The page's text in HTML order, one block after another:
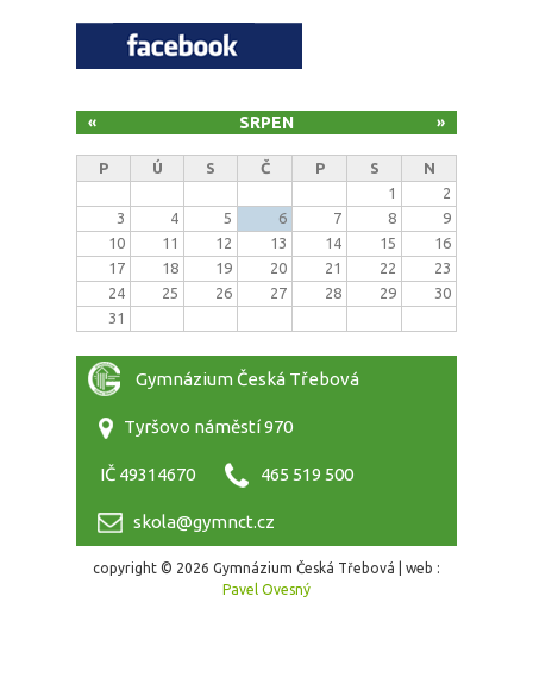
SRPEN
« »
P Ú S Č P S
N
1
2
3
4 5 6 7 8
9
10
11 12 13 14 15
16
17
18 19 20 21 22
23
24
25 26 27 28 29
30
31
Gymnázium Česká Třebová
Tyršovo náměstí 970
IČ 49314670 465 519 500
skola@gymnct.cz
copyright © 2026 Gymnázium Česká Třebová | web :
Pavel Ovesný